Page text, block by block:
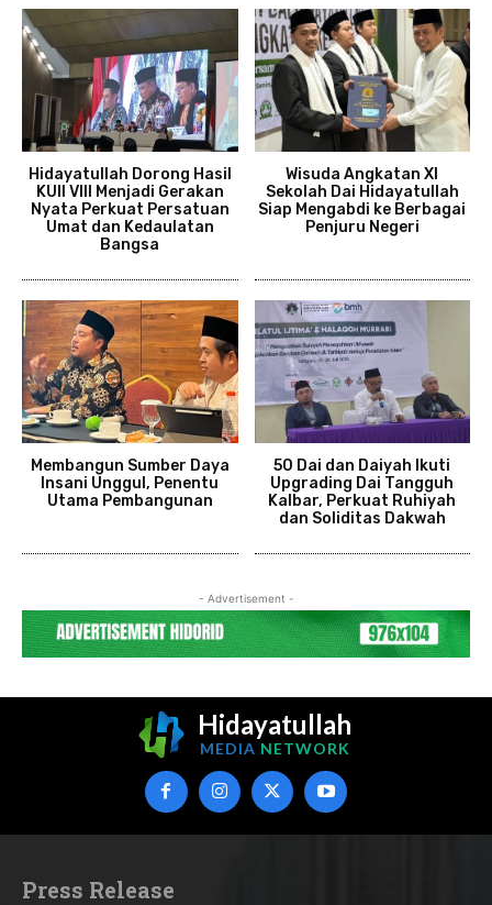
Hidayatullah Dorong Hasil
KUII VIII Menjadi Gerakan
Nyata Perkuat Persatuan
Umat dan Kedaulatan
Bangsa
Wisuda Angkatan XI
Sekolah Dai Hidayatullah
Siap Mengabdi ke Berbagai
Penjuru Negeri
Membangun Sumber Daya
Insani Unggul, Penentu
Utama Pembangunan
50 Dai dan Daiyah Ikuti
Upgrading Dai Tangguh
Kalbar, Perkuat Ruhiyah
dan Soliditas Dakwah
- Advertisement -
Hidayatullah
MEDIA NETWORK
Press Release